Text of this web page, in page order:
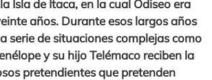
Isla de Ítaca, en la cual Odiseo era
años. Durante esos largos años
serie de situaciones complejas como
y su hijo Telémaco reciben la
pretendientes que pretenden